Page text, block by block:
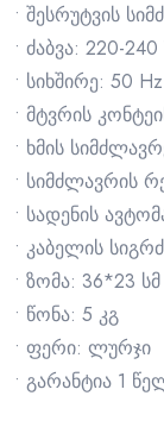
• შესრუტვის
• ძაბვა: 220-
• სიხშირე: 50 Hz
• მტვრის
• ხმის
• სიმძლავრის
• სადენის
• კაბელის
• ზომა: 36*23 სმ
• წონა: 5 კგ
• ფერი: ლურჯი
• გარანტია 1